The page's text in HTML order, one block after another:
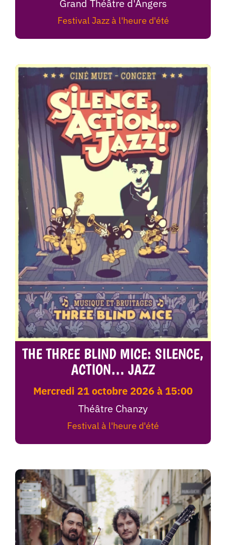
Grand Théâtre d'Angers
Festival Jazz à l'heure d'été
THE THREE BLIND MICE: SILENCE,
ACTION… JAZZ
mercredi 21 octobre 2026 à 15:00
Théâtre Chanzy
Festival à l'heure d'été